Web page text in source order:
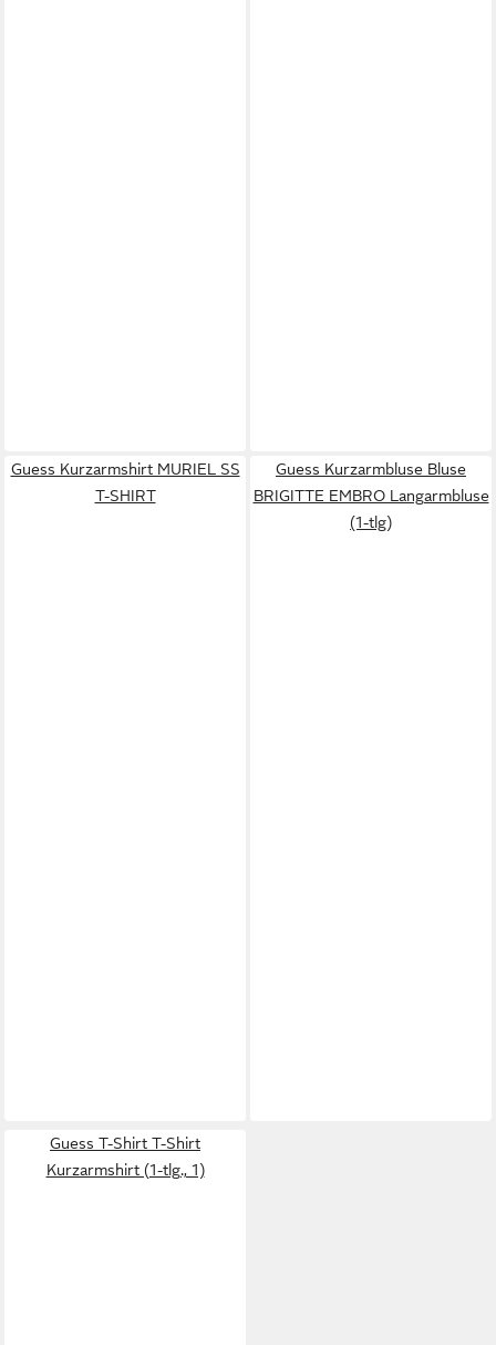
Guess Kurzarmshirt MURIEL SS
T-SHIRT
Guess Kurzarmbluse Bluse
BRIGITTE EMBRO Langarmbluse
(1-tlg)
Guess T-Shirt T-Shirt
Kurzarmshirt (1-tlg., 1)